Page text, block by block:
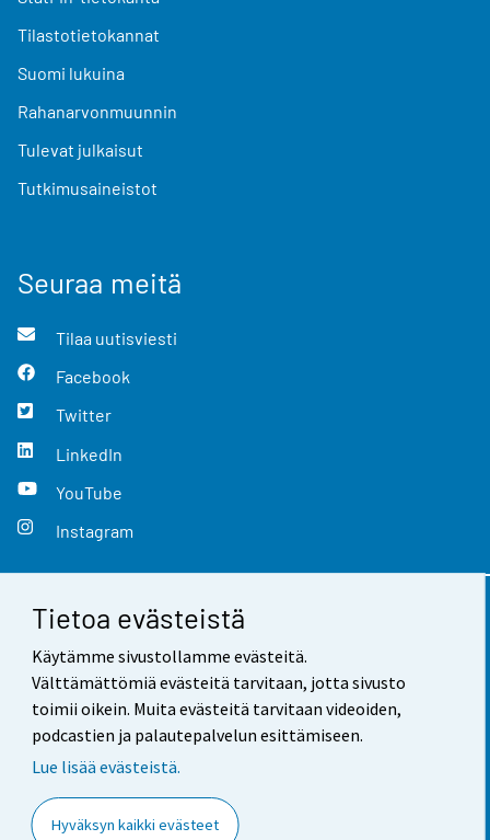
Tietoa evästeistä
Käytämme sivustollamme evästeitä.
Välttämättömiä evästeitä tarvitaan, jotta sivusto
toimii oikein. Muita evästeitä tarvitaan videoiden,
podcastien ja palautepalvelun esittämiseen.
Lue lisää evästeistä.
Hyväksyn kaikki evästeet
Tilastotietokannat
Suomi lukuina
Rahanarvonmuunnin
Tulevat julkaisut
Tutkimusaineistot
Seuraa meitä
Tilaa uutisviesti
Facebook
Twitter
LinkedIn
YouTube
Instagram
Yhteystiedot
Palaute
Käyttöehdot
Saavutettavuus